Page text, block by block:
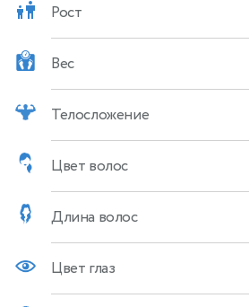
Рост
Вес
Телосложение
Цвет волос
Длина волос
Цвет глаз